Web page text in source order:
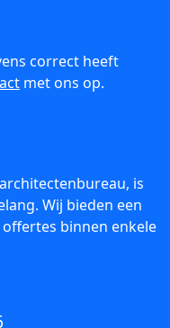
correct heeft
met ons op.
is
Wij bieden een
binnen enkele